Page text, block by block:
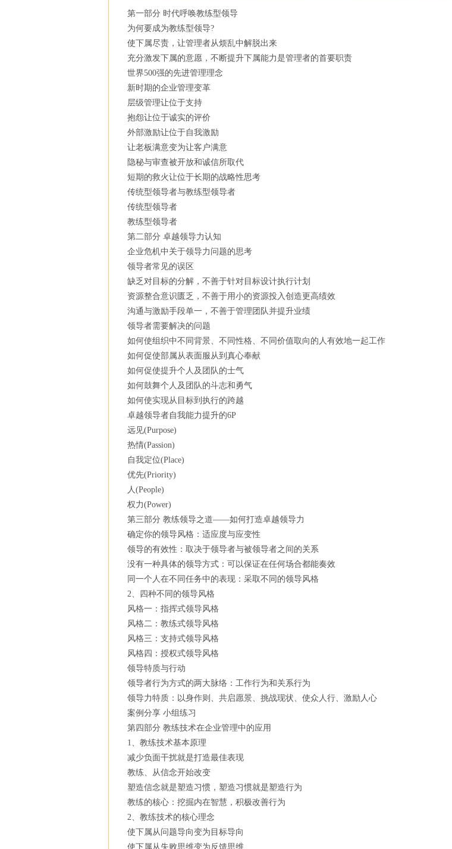
第一部分 时代呼唤教练型领导
为何要成为教练型领导?
使下属尽责，让管理者从烦乱中解脱出来
充分激发下属的意愿，不断提升下属能力是管理者的首要职责
世界500强的先进管理理念
新时期的企业管理变革
层级管理让位于支持
抱怨让位于诚实的评价
外部激励让位于自我激励
让老板满意变为让客户满意
隐秘与审查被开放和诚信所取代
短期的救火让位于长期的战略性思考
传统型领导者与教练型领导者
传统型领导者
教练型领导者
第二部分 卓越领导力认知
企业危机中关于领导力问题的思考
领导者常见的误区
缺乏对目标的分解，不善于针对目标设计执行计划
资源整合意识匮乏，不善于用小的资源投入创造更高绩效
沟通与激励手段单一，不善于管理团队并提升业绩
领导者需要解决的问题
如何使组织中不同背景、不同性格、不同价值取向的人有效地一起工作
如何促使部属从表面服从到真心奉献
如何促使提升个人及团队的士气
如何鼓舞个人及团队的斗志和勇气
如何使实现从目标到执行的跨越
卓越领导者自我能力提升的6P
远见(Purpose)
热情(Passion)
自我定位(Place)
优先(Priority)
人(People)
权力(Power)
第三部分 教练领导之道——如何打造卓越领导力
确定你的领导风格：适应度与应变性
领导的有效性：取决于领导者与被领导者之间的关系
没有一种具体的领导方式：可以保证在任何场合都能奏效
同一个人在不同任务中的表现：采取不同的领导风格
2、四种不同的领导风格
风格一：指挥式领导风格
风格二：教练式领导风格
风格三：支持式领导风格
风格四：授权式领导风格
领导特质与行动
领导者行为方式的两大脉络：工作行为和关系行为
领导力特质：以身作则、共启愿景、挑战现状、使众人行、激励人心
案例分享 小组练习
第四部分 教练技术在企业管理中的应用
1、教练技术基本原理
减少负面干扰就是打造最佳表现
教练、从信念开始改变
塑造信念就是塑造习惯，塑造习惯就是塑造行为
教练的核心：挖掘内在智慧，积极改善行为
2、教练技术的核心理念
使下属从问题导向变为目标导向
使下属从失败思维变为反馈思维